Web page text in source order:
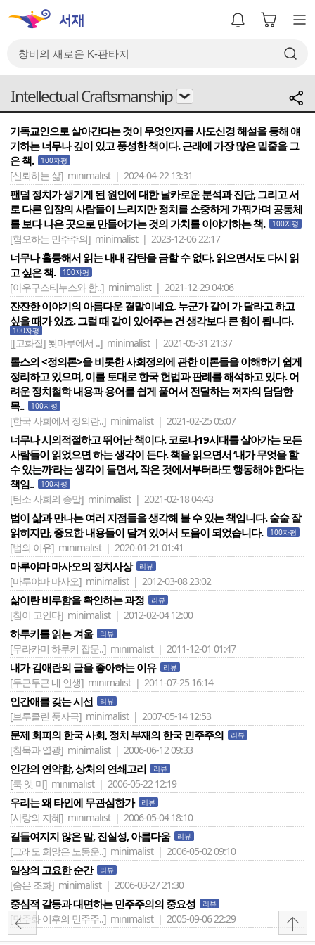
Intellectual Craftsmanship
기독교인으로 살아간다는 것이 무엇인지를 사도신경 해설을 통해 얘
기하는 너무나 깊이 있고 풍성한 책이다. 근래에 가장 많은 밑줄을 그
은 책.
100자평
[신뢰하는 삶] minimalist | 2024-04-22 13:31
팬덤 정치가 생기게 된 원인에 대한 날카로운 분석과 진단, 그리고 서
로 다른 입장의 사람들이 느리지만 정치를 소중하게 가꿔가며 공동체
를 보다 나은 곳으로 만들어가는 것의 가치를 이야기하는 책.
100자평
[혐오하는 민주주의] minimalist | 2023-12-06 22:17
너무나 훌륭해서 읽는 내내 감탄을 금할 수 없다. 읽으면서도 다시 읽
고 싶은 책.
100자평
[아우구스티누스와 함..] minimalist | 2021-12-29 04:06
잔잔한 이야기의 아름다운 결말이네요. 누군가 같이 가 달라고 하고
싶을 때가 있죠. 그럴 때 같이 있어주는 건 생각보다 큰 힘이 됩니다.
100자평
[[고화질] 툇마루에서 ..] minimalist | 2021-05-31 21:37
롤스의 <정의론>을 비롯한 사회정의에 관한 이론들을 이해하기 쉽게
정리하고 있으며, 이를 토대로 한국 헌법과 판례를 해석하고 있다. 어
려운 정치철학 내용과 용어를 쉽게 풀어서 전달하는 저자의 담담한
목..
100자평
[한국 사회에서 정의란..] minimalist | 2021-02-25 05:07
너무나 시의적절하고 뛰어난 책이다. 코로나19시대를 살아가는 모든
사람들이 읽었으면 하는 생각이 든다. 책을 읽으면서 ‘내가 무엇을 할
수 있는까‘라는 생각이 들면서, 작은 것에서부터라도 행동해야 한다는
책임..
100자평
[탄소 사회의 종말] minimalist | 2021-02-18 04:43
법이 삶과 만나는 여러 지점들을 생각해 볼 수 있는 책입니다. 술술 잘
읽히지만, 중요한 내용들이 담겨 있어서 도움이 되었습니다.
100자평
[법의 이유] minimalist | 2020-01-21 01:41
마루야마 마사오의 정치사상 리뷰
[마루야마 마사오] minimalist | 2012-03-08 23:02
삶이란 비루함을 확인하는 과정 리뷰
[침이 고인다] minimalist | 2012-02-04 12:00
하루키를 읽는 겨울 리뷰
[무라카미 하루키 잡문..] minimalist | 2011-12-01 01:47
내가 김애란의 글을 좋아하는 이유 리뷰
[두근두근 내 인생] minimalist | 2011-07-25 16:14
인간애를 갖는 시선 리뷰
[브루클린 풍자극] minimalist | 2007-05-14 12:53
문제 회피의 한국 사회, 정치 부재의 한국 민주주의 리뷰
[침묵과 열광] minimalist | 2006-06-12 09:33
인간의 연약함, 상처의 연쇄고리 리뷰
[룩 앳 미] minimalist | 2006-05-22 12:19
우리는 왜 타인에 무관심한가 리뷰
[사랑의 지혜] minimalist | 2006-05-04 18:10
길들여지지 않은 말, 진실성, 아름다움 리뷰
[그래도 희망은 노동운..] minimalist | 2006-05-02 09:10
일상의 고요한 순간 리뷰
[숨은 조화] minimalist | 2006-03-27 21:30
중심적 갈등과 대면하는 민주주의의 중요성 리뷰
[민주화 이후의 민주주..] minimalist | 2005-09-06 22:29